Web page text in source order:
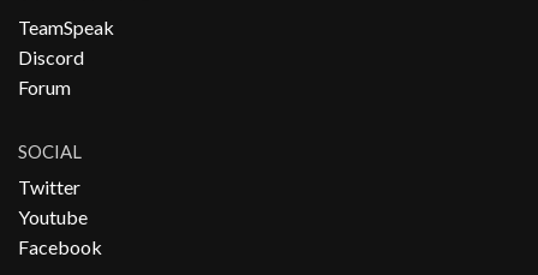
TeamSpeak
Discord
Forum
SOCIAL
Twitter
Youtube
Facebook